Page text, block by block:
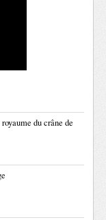
du crâne de